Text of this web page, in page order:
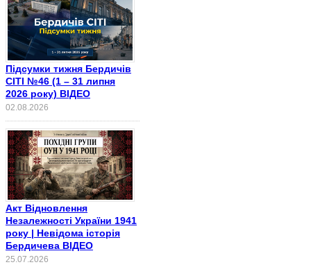
Підсумки тижня Бердичів
СІТІ №46 (1 – 31 липня
2026 року) ВІДЕО
02.08.2026
Акт Відновлення
Незалежності України 1941
року | Невідома історія
Бердичева ВІДЕО
25.07.2026